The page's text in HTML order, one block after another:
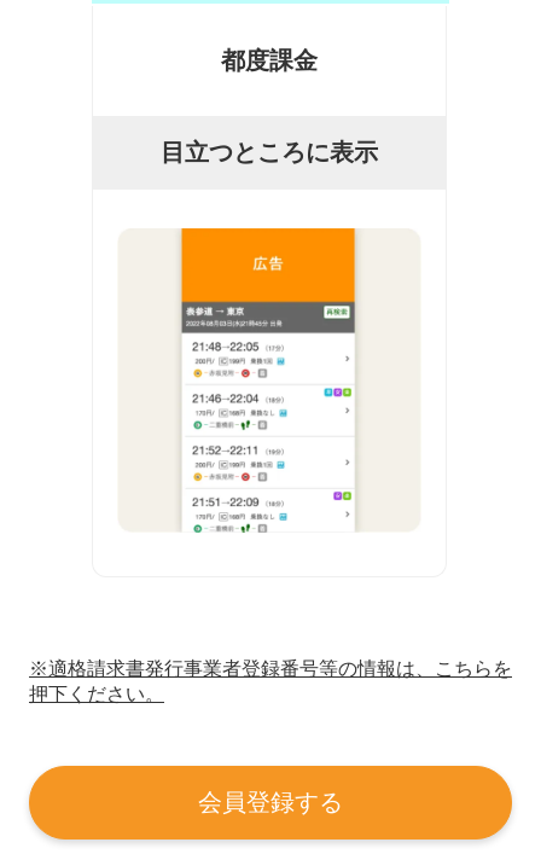
都度課金
目立つところに表示
※適格請求書発行事業者登録番号等の情報は、こちらを
押下ください。
会員登録する